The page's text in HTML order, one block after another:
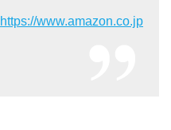
https://www.amazon.co.jp